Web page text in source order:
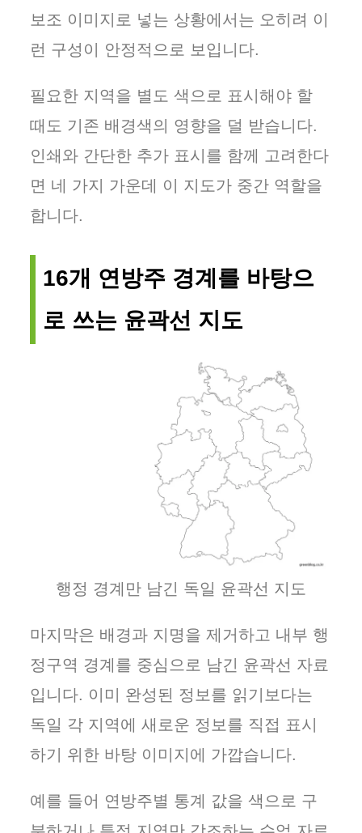
보조 이미지로 넣는 상황에서는 오히려 이
런 구성이 안정적으로 보입니다.
필요한 지역을 별도 색으로 표시해야 할
때도 기존 배경색의 영향을 덜 받습니다.
인쇄와 간단한 추가 표시를 함께 고려한다
면 네 가지 가운데 이 지도가 중간 역할을
합니다.
16개 연방주 경계를 바탕으
로 쓰는 윤곽선 지도
행정 경계만 남긴 독일 윤곽선 지도
마지막은 배경과 지명을 제거하고 내부 행
정구역 경계를 중심으로 남긴 윤곽선 자료
입니다. 이미 완성된 정보를 읽기보다는
독일 각 지역에 새로운 정보를 직접 표시
하기 위한 바탕 이미지에 가깝습니다.
예를 들어 연방주별 통계 값을 색으로 구